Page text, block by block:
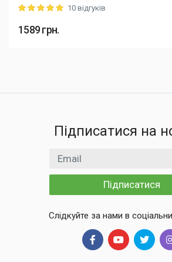
Rating: 5 out of 510 відгуків
1589грн.
Підписатися на
Email
Підписатися
Слідкуйте за нами в